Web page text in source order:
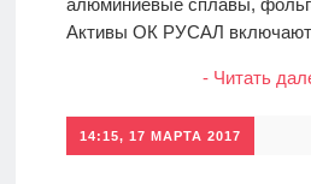
алюминиевые сплавы,
Активы ОК РУСАЛ
- Читать
14:15, 17 МАРТА 2017